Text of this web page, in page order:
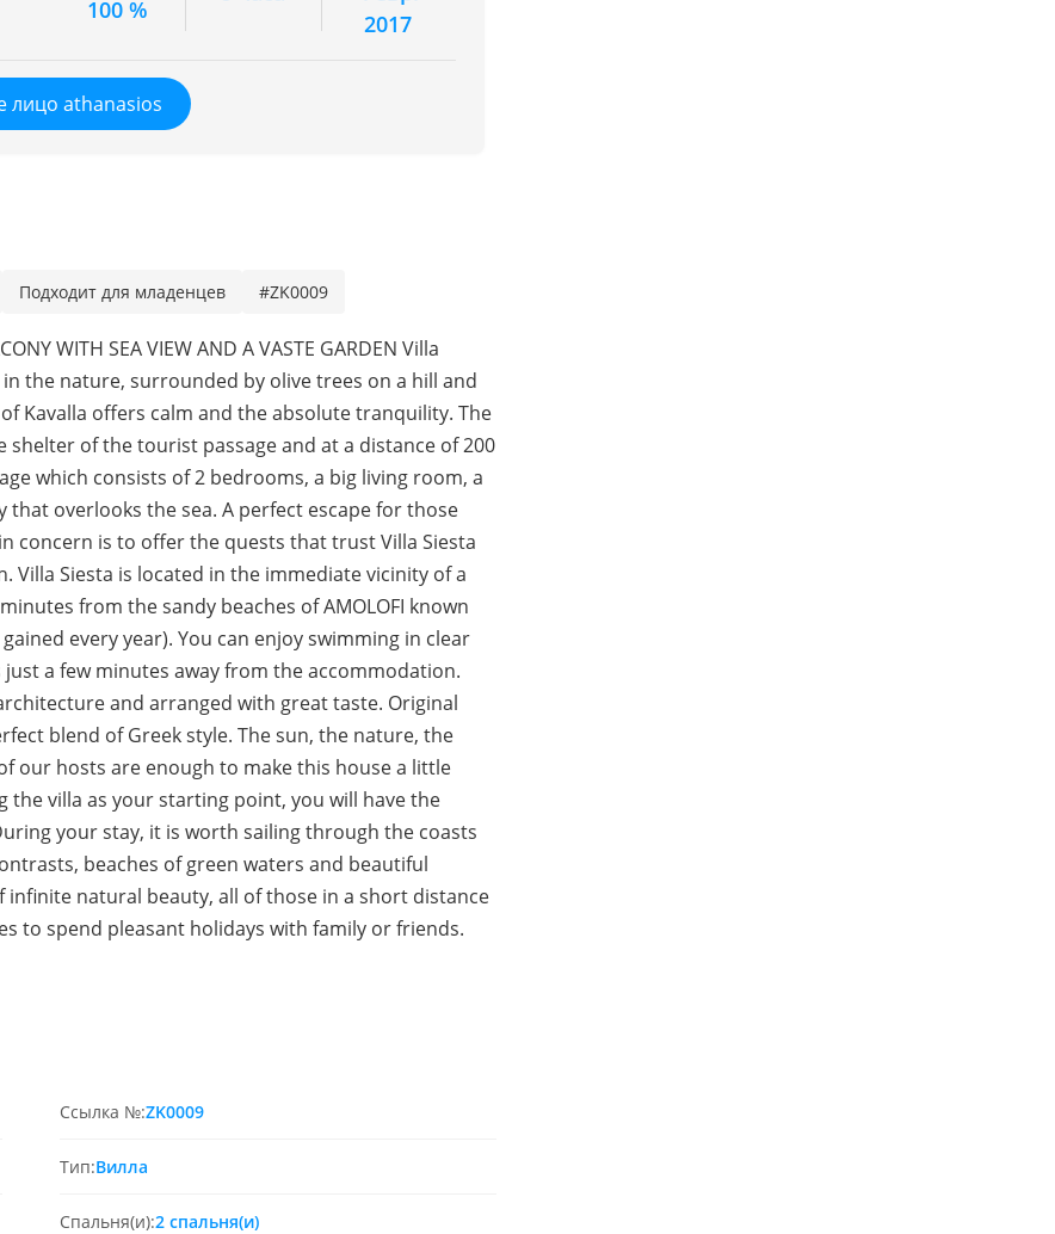
100 %
2017
лицо athanasios
Подходит для младенцев #ZK0009
WITH SEA VIEW AND A VASTE GARDEN Villa
the nature, surrounded by olive trees on a hill and
Kavalla offers calm and the absolute tranquility. The
of the tourist passage and at a distance of 200
which consists of 2 bedrooms, a big living room, a
overlooks the sea. A perfect escape for those
concern is to offer the quests that trust Villa Siesta
Siesta is located in the immediate vicinity of a
from the sandy beaches of AMOLOFI known
every year). You can enjoy swimming in clear
a few minutes away from the accommodation.
and arranged with great taste. Original
blend of Greek style. The sun, the nature, the
our hosts are enough to make this house a little
villa as your starting point, you will have the
your stay, it is worth sailing through the coasts
beaches of green waters and beautiful
infinite natural beauty, all of those in a short distance
to spend pleasant holidays with family or friends.
Ссылка №:ZK0009
Тип:Вилла
Спальня(и):2 спальня(и)